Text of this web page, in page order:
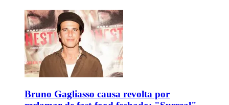
Bruno Gagliasso causa revolta por